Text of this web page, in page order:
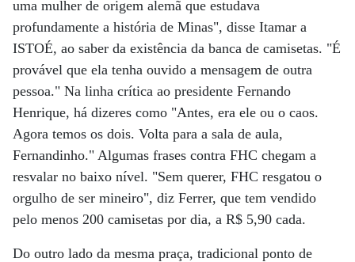
uma mulher de origem alemã que estudava
profundamente a história de Minas", disse Itamar a
ISTOÉ, ao saber da existência da banca de camisetas. "É
provável que ela tenha ouvido a mensagem de outra
pessoa." Na linha crítica ao presidente Fernando
Henrique, há dizeres como "Antes, era ele ou o caos.
Agora temos os dois. Volta para a sala de aula,
Fernandinho." Algumas frases contra FHC chegam a
resvalar no baixo nível. "Sem querer, FHC resgatou o
orgulho de ser mineiro", diz Ferrer, que tem vendido
pelo menos 200 camisetas por dia, a R$ 5,90 cada.
Do outro lado da mesma praça, tradicional ponto de